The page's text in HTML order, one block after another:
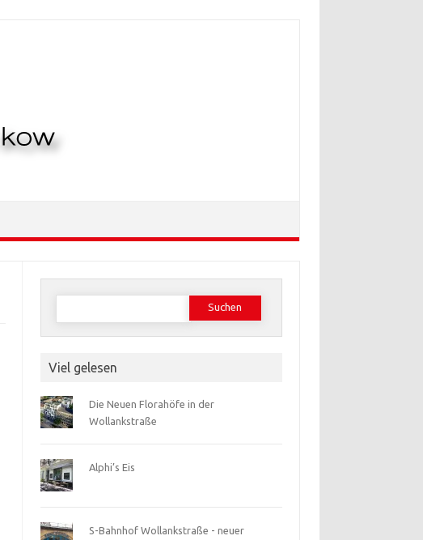
Suchen
Viel gelesen
Die Neuen Florahöfe in der
Wollankstraße
Alphi’s Eis
S-Bahnhof Wollankstraße - neuer